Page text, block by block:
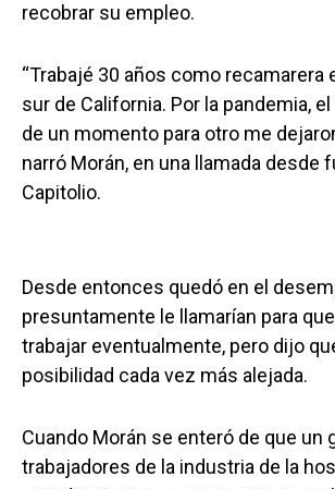
recobrar su empleo.
“Trabajé 30 años como recamarera
sur de California. Por la pandemia,
de un momento para otro me
narró Morán, en una llamada desde
Capitolio.
Desde entonces quedó en el
presuntamente le llamarían para
trabajar eventualmente, pero dijo
posibilidad cada vez más alejada.
Cuando Morán se enteró de que un
trabajadores de la industria de la